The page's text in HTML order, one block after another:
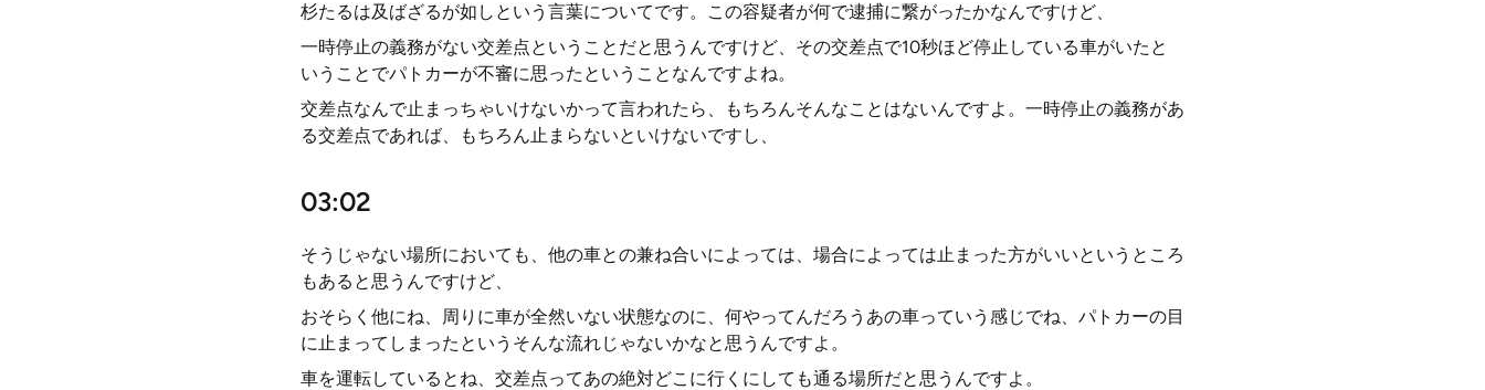
杉たるは及ばざるが如しという言葉についてです。この容疑者が何で逮捕に繋がったかなんですけど、
一時停止の義務がない交差点ということだと思うんですけど、その交差点で10秒ほど停止している車がいたと
いうことでパトカーが不審に思ったということなんですよね。
交差点なんで止まっちゃいけないかって言われたら、もちろんそんなことはないんですよ。一時停止の義務があ
る交差点であれば、もちろん止まらないといけないですし、
03:02
そうじゃない場所においても、他の車との兼ね合いによっては、場合によっては止まった方がいいというところ
もあると思うんですけど、
おそらく他にね、周りに車が全然いない状態なのに、何やってんだろうあの車っていう感じでね、パトカーの目
に止まってしまったというそんな流れじゃないかなと思うんですよ。
車を運転しているとね、交差点ってあの絶対どこに行くにしても通る場所だと思うんですよ。